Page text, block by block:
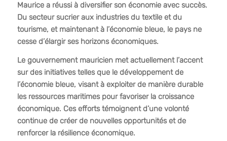
Maurice a réussi à diversifier son économie avec succès.
Du secteur sucrier aux industries du textile et du
tourisme, et maintenant à l’économie bleue, le pays ne
cesse d’élargir ses horizons économiques.
Le gouvernement mauricien met actuellement l’accent
sur des initiatives telles que le développement de
l’économie bleue, visant à exploiter de manière durable
les ressources maritimes pour favoriser la croissance
économique. Ces efforts témoignent d’une volonté
continue de créer de nouvelles opportunités et de
renforcer la résilience économique.